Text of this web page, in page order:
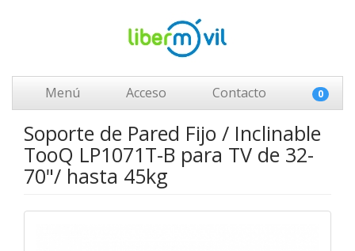
Menú Acceso Contacto 0
Soporte de Pared Fijo / Inclinable
TooQ LP1071T-B para TV de 32-
70"/ hasta 45kg